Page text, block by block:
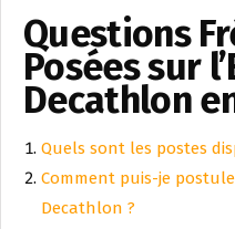
Questions
Posées sur
Decathlon
Quels sont les postes
Comment puis-je
Decathlon ?